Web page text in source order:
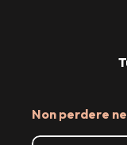
Non perdere